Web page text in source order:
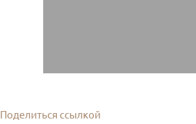
Поделиться ссылкой